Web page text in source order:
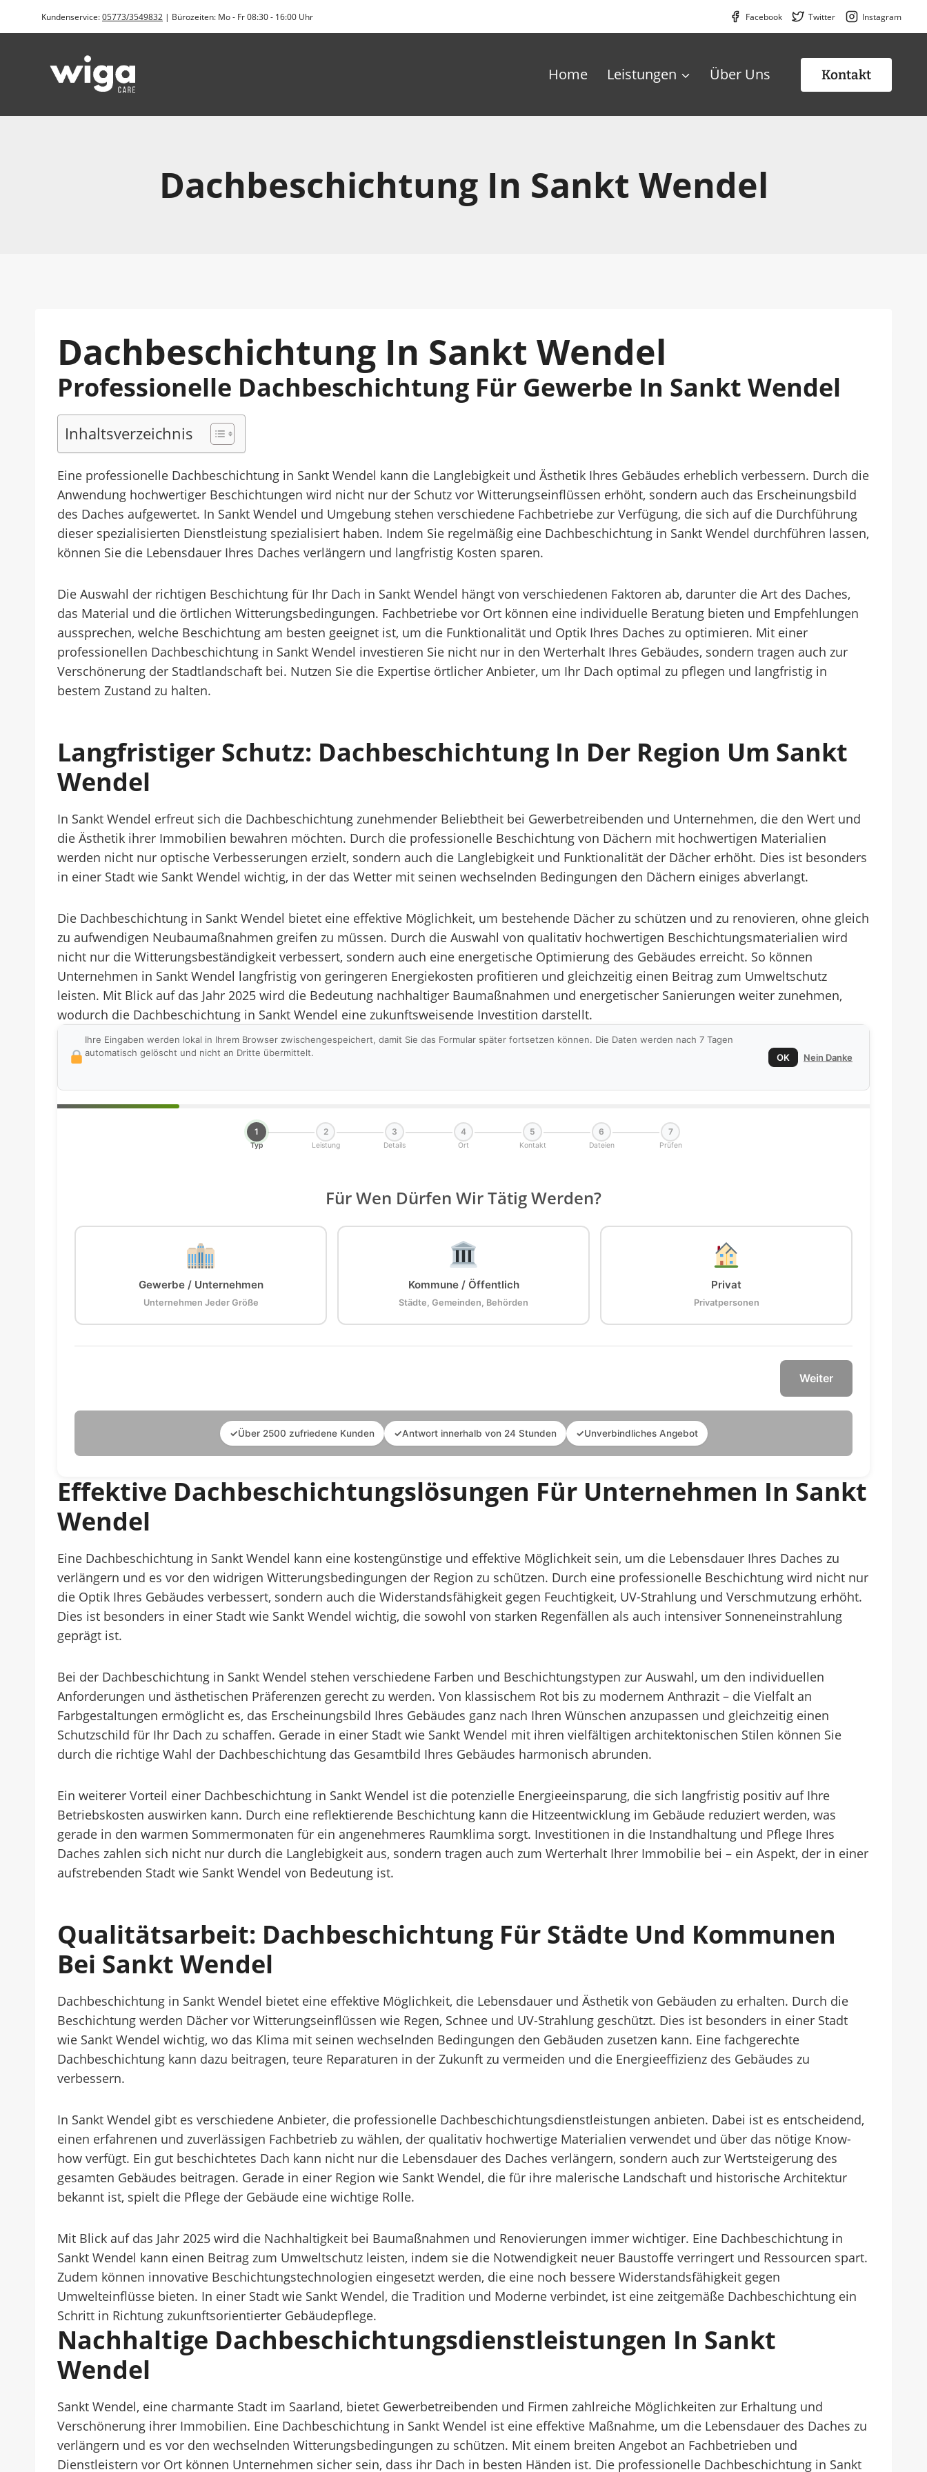
Kundenservice:05773/3549832 | Bürozeiten: Mo - Fr 08:30 - 16:00 Uhr Facebook Twitter Instagram
Home Leistungen Über Uns Kontakt
Dachbeschichtung In Sankt Wendel
Dachbeschichtung In Sankt Wendel
Professionelle Dachbeschichtung Für Gewerbe In Sankt Wendel
Inhaltsverzeichnis
Eine professionelle Dachbeschichtung in Sankt Wendel kann die Langlebigkeit und Ästhetik Ihres Gebäudes erheblich verbessern. Durch die
Anwendung hochwertiger Beschichtungen wird nicht nur der Schutz vor Witterungseinflüssen erhöht, sondern auch das Erscheinungsbild
des Daches aufgewertet. In Sankt Wendel und Umgebung stehen verschiedene Fachbetriebe zur Verfügung, die sich auf die Durchführung
dieser spezialisierten Dienstleistung spezialisiert haben. Indem Sie regelmäßig eine Dachbeschichtung in Sankt Wendel durchführen lassen,
können Sie die Lebensdauer Ihres Daches verlängern und langfristig Kosten sparen.
Die Auswahl der richtigen Beschichtung für Ihr Dach in Sankt Wendel hängt von verschiedenen Faktoren ab, darunter die Art des Daches,
das Material und die örtlichen Witterungsbedingungen. Fachbetriebe vor Ort können eine individuelle Beratung bieten und Empfehlungen
aussprechen, welche Beschichtung am besten geeignet ist, um die Funktionalität und Optik Ihres Daches zu optimieren. Mit einer
professionellen Dachbeschichtung in Sankt Wendel investieren Sie nicht nur in den Werterhalt Ihres Gebäudes, sondern tragen auch zur
Verschönerung der Stadtlandschaft bei. Nutzen Sie die Expertise örtlicher Anbieter, um Ihr Dach optimal zu pflegen und langfristig in
bestem Zustand zu halten.
Langfristiger Schutz: Dachbeschichtung In Der Region Um Sankt
Wendel
In Sankt Wendel erfreut sich die Dachbeschichtung zunehmender Beliebtheit bei Gewerbetreibenden und Unternehmen, die den Wert und
die Ästhetik ihrer Immobilien bewahren möchten. Durch die professionelle Beschichtung von Dächern mit hochwertigen Materialien
werden nicht nur optische Verbesserungen erzielt, sondern auch die Langlebigkeit und Funktionalität der Dächer erhöht. Dies ist besonders
in einer Stadt wie Sankt Wendel wichtig, in der das Wetter mit seinen wechselnden Bedingungen den Dächern einiges abverlangt.
Die Dachbeschichtung in Sankt Wendel bietet eine effektive Möglichkeit, um bestehende Dächer zu schützen und zu renovieren, ohne gleich
zu aufwendigen Neubaumaßnahmen greifen zu müssen. Durch die Auswahl von qualitativ hochwertigen Beschichtungsmaterialien wird
nicht nur die Witterungsbeständigkeit verbessert, sondern auch eine energetische Optimierung des Gebäudes erreicht. So können
Unternehmen in Sankt Wendel langfristig von geringeren Energiekosten profitieren und gleichzeitig einen Beitrag zum Umweltschutz
leisten. Mit Blick auf das Jahr 2025 wird die Bedeutung nachhaltiger Baumaßnahmen und energetischer Sanierungen weiter zunehmen,
wodurch die Dachbeschichtung in Sankt Wendel eine zukunftsweisende Investition darstellt.
Ihre Eingaben werden lokal in Ihrem Browser zwischengespeichert, damit Sie das Formular später fortsetzen können. Die Daten werden nach 7 Tagen
automatisch gelöscht und nicht an Dritte übermittelt.
OK Nein Danke
1
Typ
2
Leistung
3
Details
4
Ort
5
Kontakt
6
Dateien
7
Prüfen
Für Wen Dürfen Wir Tätig Werden?
Gewerbe / Unternehmen
Unternehmen Jeder Größe
Kommune / Öffentlich
Städte, Gemeinden, Behörden
Privat
Privatpersonen
Weiter
✓Über 2500 zufriedene Kunden ✓Antwort innerhalb von 24 Stunden ✓Unverbindliches Angebot
Effektive Dachbeschichtungslösungen Für Unternehmen In Sankt
Wendel
Eine Dachbeschichtung in Sankt Wendel kann eine kostengünstige und effektive Möglichkeit sein, um die Lebensdauer Ihres Daches zu
verlängern und es vor den widrigen Witterungsbedingungen der Region zu schützen. Durch eine professionelle Beschichtung wird nicht nur
die Optik Ihres Gebäudes verbessert, sondern auch die Widerstandsfähigkeit gegen Feuchtigkeit, UV-Strahlung und Verschmutzung erhöht.
Dies ist besonders in einer Stadt wie Sankt Wendel wichtig, die sowohl von starken Regenfällen als auch intensiver Sonneneinstrahlung
geprägt ist.
Bei der Dachbeschichtung in Sankt Wendel stehen verschiedene Farben und Beschichtungstypen zur Auswahl, um den individuellen
Anforderungen und ästhetischen Präferenzen gerecht zu werden. Von klassischem Rot bis zu modernem Anthrazit – die Vielfalt an
Farbgestaltungen ermöglicht es, das Erscheinungsbild Ihres Gebäudes ganz nach Ihren Wünschen anzupassen und gleichzeitig einen
Schutzschild für Ihr Dach zu schaffen. Gerade in einer Stadt wie Sankt Wendel mit ihren vielfältigen architektonischen Stilen können Sie
durch die richtige Wahl der Dachbeschichtung das Gesamtbild Ihres Gebäudes harmonisch abrunden.
Ein weiterer Vorteil einer Dachbeschichtung in Sankt Wendel ist die potenzielle Energieeinsparung, die sich langfristig positiv auf Ihre
Betriebskosten auswirken kann. Durch eine reflektierende Beschichtung kann die Hitzeentwicklung im Gebäude reduziert werden, was
gerade in den warmen Sommermonaten für ein angenehmeres Raumklima sorgt. Investitionen in die Instandhaltung und Pflege Ihres
Daches zahlen sich nicht nur durch die Langlebigkeit aus, sondern tragen auch zum Werterhalt Ihrer Immobilie bei – ein Aspekt, der in einer
aufstrebenden Stadt wie Sankt Wendel von Bedeutung ist.
Qualitätsarbeit: Dachbeschichtung Für Städte Und Kommunen
Bei Sankt Wendel
Dachbeschichtung in Sankt Wendel bietet eine effektive Möglichkeit, die Lebensdauer und Ästhetik von Gebäuden zu erhalten. Durch die
Beschichtung werden Dächer vor Witterungseinflüssen wie Regen, Schnee und UV-Strahlung geschützt. Dies ist besonders in einer Stadt
wie Sankt Wendel wichtig, wo das Klima mit seinen wechselnden Bedingungen den Gebäuden zusetzen kann. Eine fachgerechte
Dachbeschichtung kann dazu beitragen, teure Reparaturen in der Zukunft zu vermeiden und die Energieeffizienz des Gebäudes zu
verbessern.
In Sankt Wendel gibt es verschiedene Anbieter, die professionelle Dachbeschichtungsdienstleistungen anbieten. Dabei ist es entscheidend,
einen erfahrenen und zuverlässigen Fachbetrieb zu wählen, der qualitativ hochwertige Materialien verwendet und über das nötige Know-
how verfügt. Ein gut beschichtetes Dach kann nicht nur die Lebensdauer des Daches verlängern, sondern auch zur Wertsteigerung des
gesamten Gebäudes beitragen. Gerade in einer Region wie Sankt Wendel, die für ihre malerische Landschaft und historische Architektur
bekannt ist, spielt die Pflege der Gebäude eine wichtige Rolle.
Mit Blick auf das Jahr 2025 wird die Nachhaltigkeit bei Baumaßnahmen und Renovierungen immer wichtiger. Eine Dachbeschichtung in
Sankt Wendel kann einen Beitrag zum Umweltschutz leisten, indem sie die Notwendigkeit neuer Baustoffe verringert und Ressourcen spart.
Zudem können innovative Beschichtungstechnologien eingesetzt werden, die eine noch bessere Widerstandsfähigkeit gegen
Umwelteinflüsse bieten. In einer Stadt wie Sankt Wendel, die Tradition und Moderne verbindet, ist eine zeitgemäße Dachbeschichtung ein
Schritt in Richtung zukunftsorientierter Gebäudepflege.
Nachhaltige Dachbeschichtungsdienstleistungen In Sankt
Wendel
Sankt Wendel, eine charmante Stadt im Saarland, bietet Gewerbetreibenden und Firmen zahlreiche Möglichkeiten zur Erhaltung und
Verschönerung ihrer Immobilien. Eine Dachbeschichtung in Sankt Wendel ist eine effektive Maßnahme, um die Lebensdauer des Daches zu
verlängern und es vor den wechselnden Witterungsbedingungen zu schützen. Mit einem breiten Angebot an Fachbetrieben und
Dienstleistern vor Ort können Unternehmen sicher sein, dass ihr Dach in besten Händen ist. Die professionelle Dachbeschichtung in Sankt